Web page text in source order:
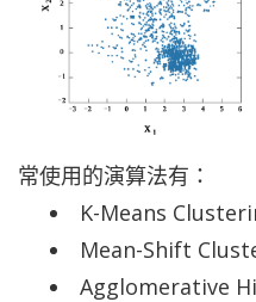
常使用的演算法有：
K-Means
Mean-Shift
Agglomerative